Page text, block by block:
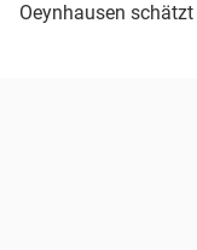
Oeynhausen